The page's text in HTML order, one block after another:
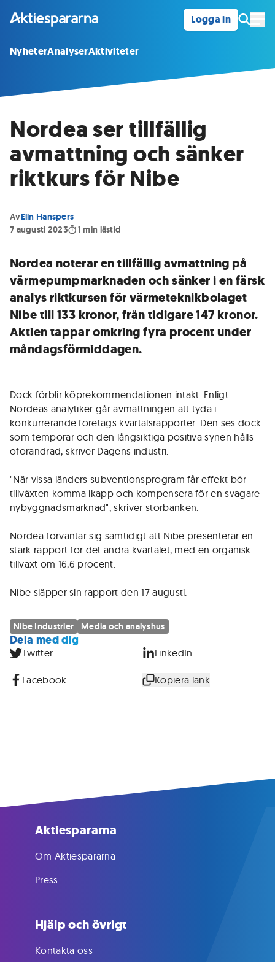
Logga in
NyheterAnalyserAktiviteter
Nordea ser tillfällig
avmattning och sänker
riktkurs för Nibe
AvElin Hanspers
7 augusti 2023
1 min lästid
Nordea noterar en tillfällig avmattning på
värmepumpmarknaden och sänker i en färsk
analys riktkursen för värmeteknikbolaget
Nibe till 133 kronor, från tidigare 147 kronor.
Aktien tappar omkring fyra procent under
måndagsförmiddagen.
Dock förblir köprekommendationen intakt. Enligt
Nordeas analytiker går avmattningen att tyda i
konkurrerande företags kvartalsrapporter. Den ses dock
som temporär och den långsiktiga positiva synen hålls
oförändrad, skriver Dagens industri.
"När vissa länders subventionsprogram får effekt bör
tillväxten komma ikapp och kompensera för en svagare
nybyggnadsmarknad", skriver storbanken.
Nordea förväntar sig samtidigt att Nibe presenterar en
stark rapport för det andra kvartalet, med en organisk
tillväxt om 16,6 procent.
Nibe släpper sin rapport den 17 augusti.
Nibe Industrier Media och analyshus
Dela med dig
Twitter LinkedIn
Facebook Kopiera länk
Aktiespararna
Om Aktiespararna
Press
Hjälp och övrigt
Kontakta oss